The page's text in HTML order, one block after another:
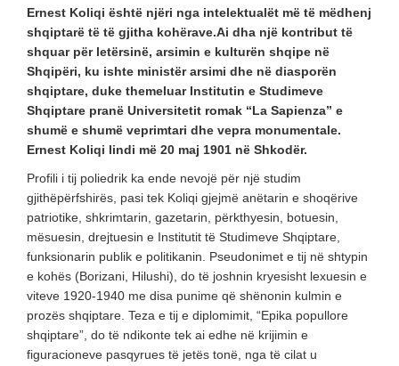
Ernest Koliqi është njëri nga intelektualët më të mëdhenj
shqiptarë të të gjitha kohërave.Ai dha një kontribut të
shquar për letërsinë, arsimin e kulturën shqipe në
Shqipëri, ku ishte ministër arsimi dhe në diasporën
shqiptare, duke themeluar Institutin e Studimeve
Shqiptare pranë Universitetit romak “La Sapienza” e
shumë e shumë veprimtari dhe vepra monumentale.
Ernest Koliqi lindi më 20 maj 1901 në Shkodër.
Profili i tij poliedrik ka ende nevojë për një studim
gjithëpërfshirës, pasi tek Koliqi gjejmë anëtarin e shoqërive
patriotike, shkrimtarin, gazetarin, përkthyesin, botuesin,
mësuesin, drejtuesin e Institutit të Studimeve Shqiptare,
funksionarin publik e politikanin. Pseudonimet e tij në shtypin
e kohës (Borizani, Hilushi), do të joshnin kryesisht lexuesin e
viteve 1920-1940 me disa punime që shënonin kulmin e
prozës shqiptare. Teza e tij e diplomimit, “Epika popullore
shqiptare”, do të ndikonte tek ai edhe në krijimin e
figuracioneve pasqyrues të jetës tonë, nga të cilat u